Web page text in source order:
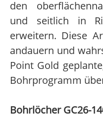
den
und seitlich in
erweitern. Diese
andauern und
Point Gold
Bohrprogramm
Bohrlöcher GC26-